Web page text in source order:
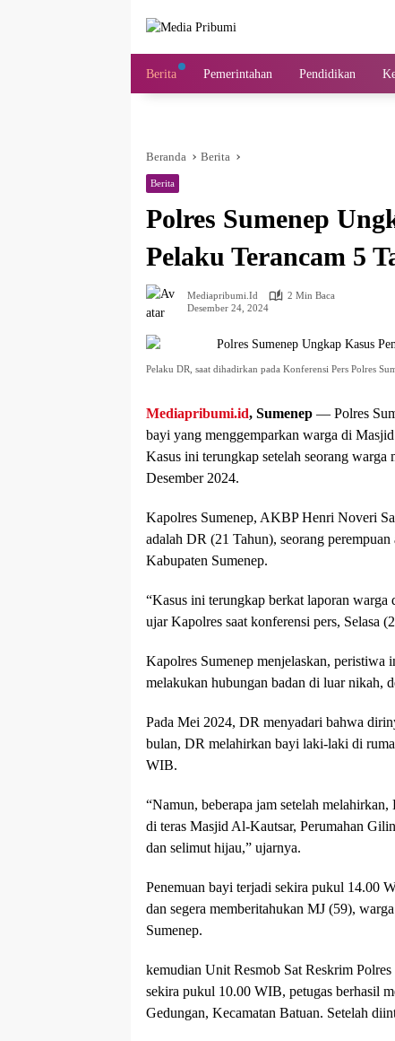
Berita Pemerintahan Pendidikan
Beranda Berita
Berita
Polres Sumenep
Pelaku Terancam 5
Mediapribumi.id
2 Min Baca
Desember 24, 2024
Pelaku DR, saat dihadirkan pada Konferensi Pers Polres
Mediapribumi.id, Sumenep — Polres
bayi yang menggemparkan warga di
Kasus ini terungkap setelah seorang
Desember 2024.
Kapolres Sumenep, AKBP Henri Noveri
adalah DR (21 Tahun), seorang
Kabupaten Sumenep.
“Kasus ini terungkap berkat laporan warga
ujar Kapolres saat konferensi pers, Selasa
Kapolres Sumenep menjelaskan, peristiwa
melakukan hubungan badan di luar nikah,
Pada Mei 2024, DR menyadari bahwa
bulan, DR melahirkan bayi laki-laki di
WIB.
“Namun, beberapa jam setelah
di teras Masjid Al-Kautsar, Perumahan
dan selimut hijau,” ujarnya.
Penemuan bayi terjadi sekira pukul 14.00
dan segera memberitahukan MJ (59),
Sumenep.
kemudian Unit Resmob Sat Reskrim
sekira pukul 10.00 WIB, petugas berhasil
Gedungan, Kecamatan Batuan. Setelah